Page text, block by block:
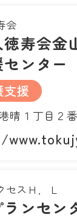
会
寿会金
ンター
支援
晴１丁目２
セスＨ．Ｌ
ンセン